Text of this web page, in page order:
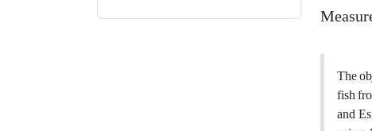
The
fish
and